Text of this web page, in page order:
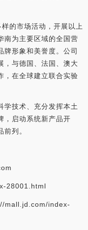
的市场活动，开展以上
南为主要区域的全国营
牌形象和美誉度。公司
，与德国、法国、澳大
，在全球建立联合实验
学技术、充分发挥本土
，启动系统新产品开
列。
28001.html
mall.jd.com/index-